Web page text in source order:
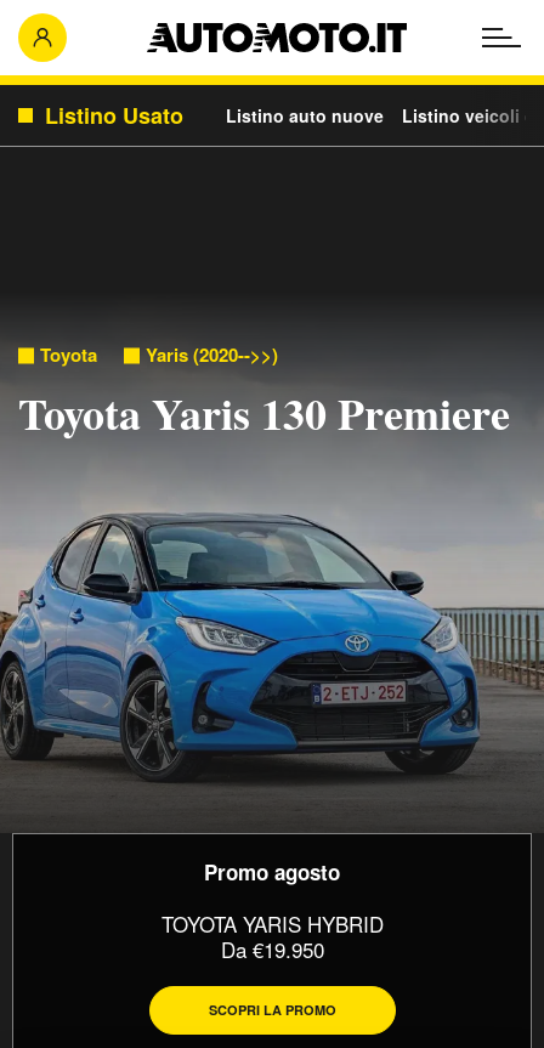
Listino Usato Listino auto nuove Listino veicoli
Toyota Yaris (2020-->>)
Toyota Yaris 130 Premiere
Promo agosto
TOYOTA YARIS HYBRID
Da €19.950
SCOPRI LA PROMO